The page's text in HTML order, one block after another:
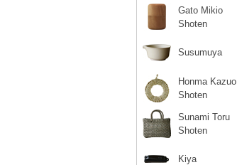
Gato Mikio
Shoten
Susumuya
Honma Kazuo
Shoten
Sunami Toru
Shoten
Kiya